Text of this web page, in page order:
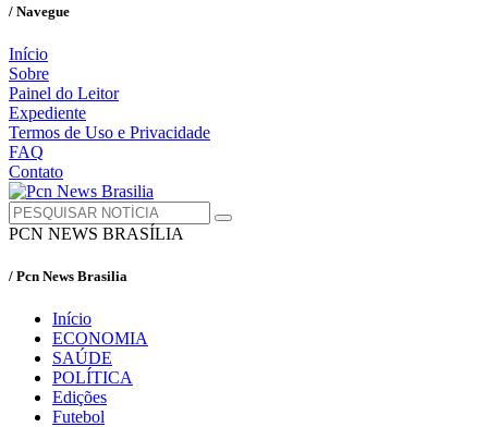
/ Navegue
Início
Sobre
Painel do Leitor
Expediente
Termos de Uso e Privacidade
FAQ
Contato
PCN NEWS BRASÍLIA
/ Pcn News Brasilia
Início
ECONOMIA
SAÚDE
POLÍTICA
Edições
Futebol